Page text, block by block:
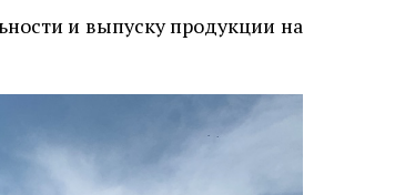
и выпуску продукции на